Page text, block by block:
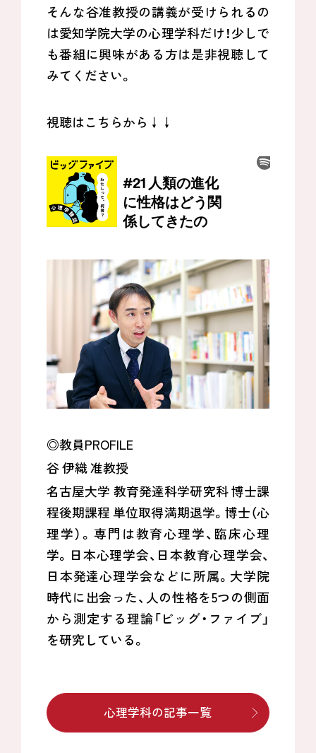
そんな谷准教授の講義が受けられるの
は愛知学院大学の心理学科だけ！少しで
も番組に興味がある方は是非視聴して
みてください。
視聴はこちらから↓↓
◎教員PROFILE
谷 伊織 准教授
名古屋大学 教育発達科学研究科 博士課
程後期課程 単位取得満期退学。博士（心
理学）。専門は教育心理学、臨床心理
学。日本心理学会、日本教育心理学会、
日本発達心理学会などに所属。大学院
時代に出会った、人の性格を5つの側面
から測定する理論「ビッグ・ファイブ」
を研究している。
心理学科の記事一覧